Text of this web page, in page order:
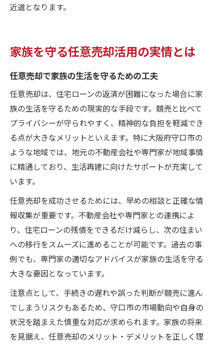
近道となります。
家族を守る任意売却活用の実情とは
任意売却で家族の生活を守るための工夫
任意売却は、住宅ローンの返済が困難になった場合に家
族の生活を守るための現実的な手段です。競売と比べて
プライバシーが守られやすく、精神的な負担を軽減でき
る点が大きなメリットといえます。特に大阪府守口市の
ような地域では、地元の不動産会社や専門家が地域事情
に精通しており、生活再建に向けたサポートが充実して
います。
任意売却を成功させるためには、早めの相談と正確な情
報収集が重要です。不動産会社や専門家との連携によ
り、住宅ローンの残債をできるだけ減らし、次の住まい
への移行をスムーズに進めることが可能です。過去の事
例でも、専門家の適切なアドバイスが家族の生活を守る
大きな要因となっています。
注意点として、手続きの遅れや誤った判断が競売に進ん
でしまうリスクもあるため、守口市の市場動向や自身の
状況を踏まえた慎重な対応が求められます。家族の将来
を見据え、任意売却のメリット・デメリットを正しく理